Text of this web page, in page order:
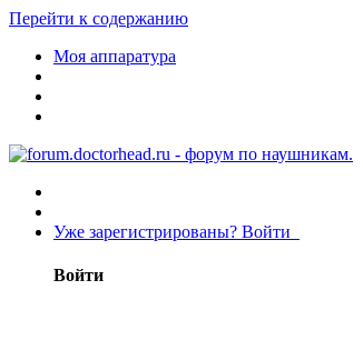
Перейти к содержанию
Моя аппаратура
Уже зарегистрированы? Войти
Войти